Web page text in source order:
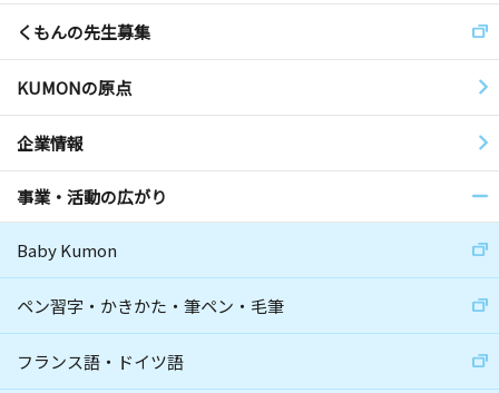
くもんの先生募集
KUMONの原点
企業情報
事業・活動の広がり
Baby Kumon
ペン習字・かきかた・筆ペン・毛筆
フランス語・ドイツ語